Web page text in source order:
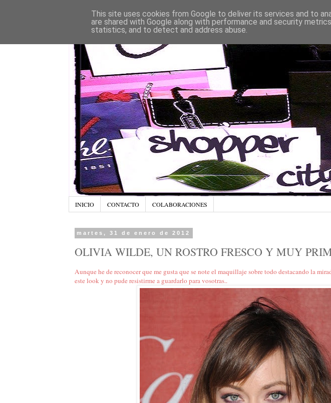
INICIO CONTACTO COLABORACIONES
martes, 31 de enero de 2012
OLIVIA WILDE, UN ROSTRO FRESCO Y MUY
Aunque he de reconocer que me gusta que se note el maquillaje sobre todo destacando la
este look y no pude resistirme a guardarlo para vosotras..
This site uses cookies from Google to deliver its services and to
are shared with Google along with performance and security
statistics, and to detect and address abuse.